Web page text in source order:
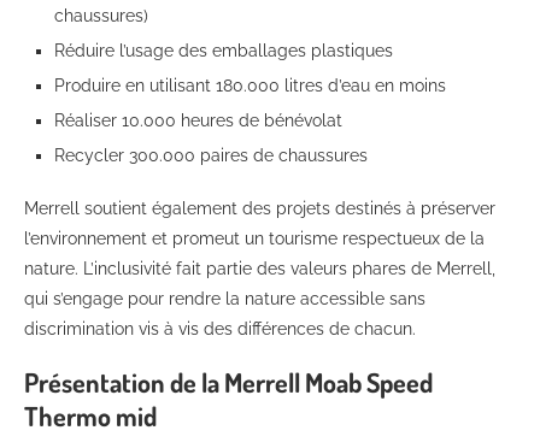
chaussures)
Réduire l’usage des emballages plastiques
Produire en utilisant 180.000 litres d’eau en moins
Réaliser 10.000 heures de bénévolat
Recycler 300.000 paires de chaussures
Merrell soutient également des projets destinés à préserver
l’environnement et promeut un tourisme respectueux de la
nature. L’inclusivité fait partie des valeurs phares de Merrell,
qui s’engage pour rendre la nature accessible sans
discrimination vis à vis des différences de chacun.
Présentation de la Merrell Moab Speed
Thermo mid